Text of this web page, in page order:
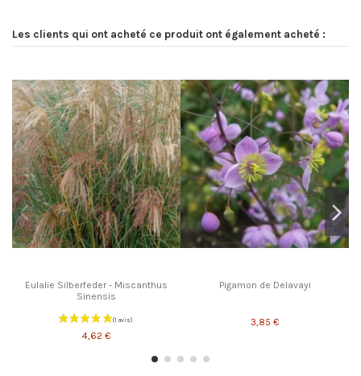
Les clients qui ont acheté ce produit ont également acheté :
Eulalie Silberfeder - Miscanthus
Sinensis
4,62 €
Pigamon de Delavayi
3,85 €